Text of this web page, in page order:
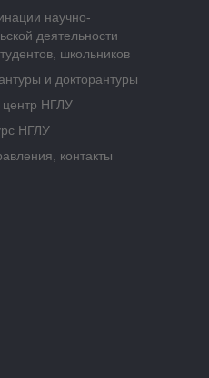
научно-
деятельности
школьников
и докторантуры
центр НГЛУ
НГЛУ
контакты